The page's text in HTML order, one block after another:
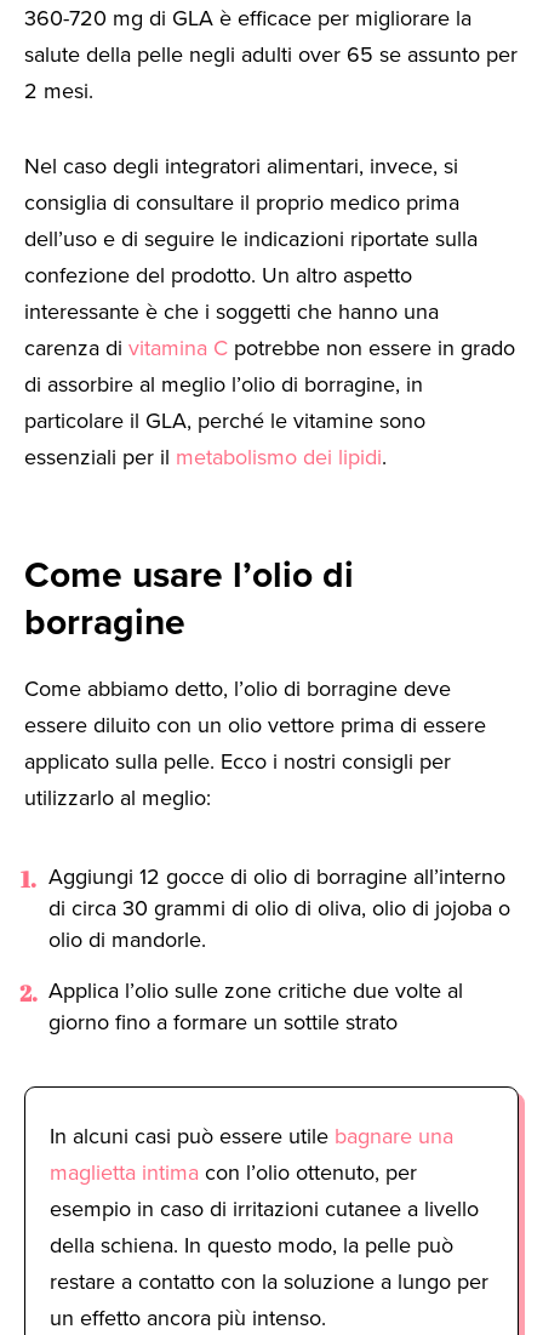
360-720 mg di GLA è efficace per migliorare la
salute della pelle negli adulti over 65 se assunto per
2 mesi.
Nel caso degli integratori alimentari, invece, si
consiglia di consultare il proprio medico prima
dell’uso e di seguire le indicazioni riportate sulla
confezione del prodotto. Un altro aspetto
interessante è che i soggetti che hanno una
carenza di vitamina C potrebbe non essere in grado
di assorbire al meglio l’olio di borragine, in
particolare il GLA, perché le vitamine sono
essenziali per il metabolismo dei lipidi.
Come usare l’olio di
borragine
Come abbiamo detto, l’olio di borragine deve
essere diluito con un olio vettore prima di essere
applicato sulla pelle. Ecco i nostri consigli per
utilizzarlo al meglio:
Aggiungi 12 gocce di olio di borragine all’interno
di circa 30 grammi di olio di oliva, olio di jojoba o
olio di mandorle.
Applica l’olio sulle zone critiche due volte al
giorno fino a formare un sottile strato
In alcuni casi può essere utile bagnare una
maglietta intima con l’olio ottenuto, per
esempio in caso di irritazioni cutanee a livello
della schiena. In questo modo, la pelle può
restare a contatto con la soluzione a lungo per
un effetto ancora più intenso.